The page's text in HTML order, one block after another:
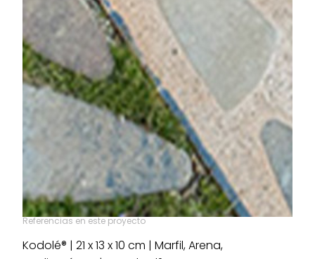
Referencias en este proyecto
Kodolé® | 21 x 13 x 10 cm | Marfil, Arena,